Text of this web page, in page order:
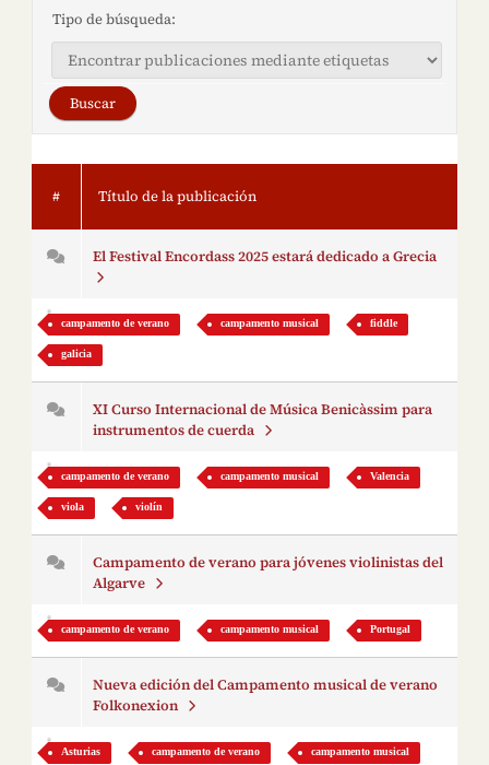
Tipo de búsqueda:
# Título de la publicación
El Festival Encordass 2025 estará dedicado a Grecia
campamento de verano campamento musical fiddle
galicia
XI Curso Internacional de Música Benicàssim para
instrumentos de cuerda
campamento de verano campamento musical Valencia
viola violín
Campamento de verano para jóvenes violinistas del
Algarve
campamento de verano campamento musical Portugal
Nueva edición del Campamento musical de verano
Folkonexion
Asturias campamento de verano campamento musical